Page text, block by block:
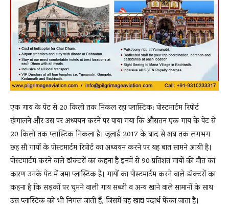
एक गाय के पेट से 20 किलो तक निकल रहा प्लास्टिक: पोस्टमार्टम रिपोर्ट
खंगालने और उस पर अध्ययन करने पर पाया गया कि औसतन एक गाय के पेट से
20 किलो तक प्लास्टिक निकला है। जुलाई 2017 के बाद से अब तक लगभग
छह सौ गायों के पोस्टमार्टम रिपोर्ट का अध्ययन करने पर यह बात सामने आयी है।
पोस्टमार्टम करने वाले डॉक्टरों का कहना है इनमें से 90 प्रतिशत गायों की मौत का
कारण उनके पेट में जमा प्लास्टिक है। गायों का पोस्टमार्टम करने वाले डॉक्टरों का
कहना है कि सड़कों पर घूमने वाली गाय सब्जी व अन्य खाने वाले सामानों के साथ
उस प्लास्टिक को भी निगल जाती हैं, जिसमें वह खाद्य पदार्थ फेंका जाता है।